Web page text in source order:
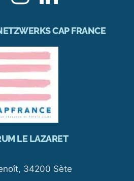
CAP FRANCE
LE LAZARET
34200 Sète